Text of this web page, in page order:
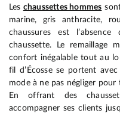
Les chaussettes hommes
marine, gris anthracite,
chaussures est
chaussette. Le remaillage
confort inégalable tout au
fil d’Écosse se portent
mode à ne pas négliger
En offrant des
accompagner ses clients